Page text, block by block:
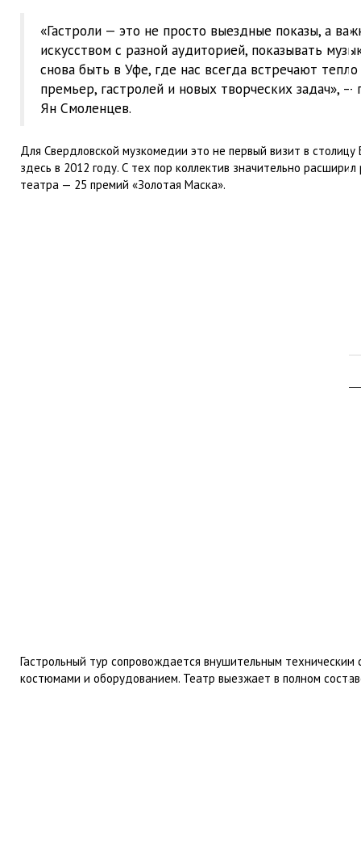
«Гастроли — это не просто выездные показы, а
искусством с разной аудиторией, показывать
снова быть в Уфе, где нас всегда встречают
премьер, гастролей и новых творческих задач»,
Ян Смоленцев.
Для Свердловской музкомедии это не первый визит в
здесь в 2012 году. С тех пор коллектив значительно
театра — 25 премий «Золотая Маска».
Гастрольный тур сопровождается внушительным
костюмами и оборудованием. Театр выезжает в полном